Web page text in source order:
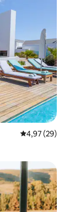
Průměrné
4,97 (29)